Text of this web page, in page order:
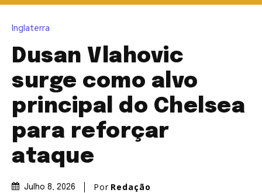
Inglaterra
Dusan Vlahovic
surge como alvo
principal do Chelsea
para reforçar
ataque
Julho 8, 2026 Por Redação